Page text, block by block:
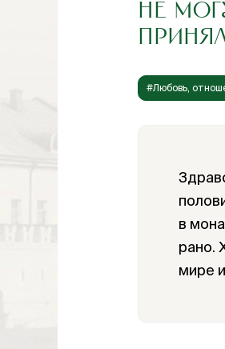
НЕ
#Любовь,
в
рано.
мире